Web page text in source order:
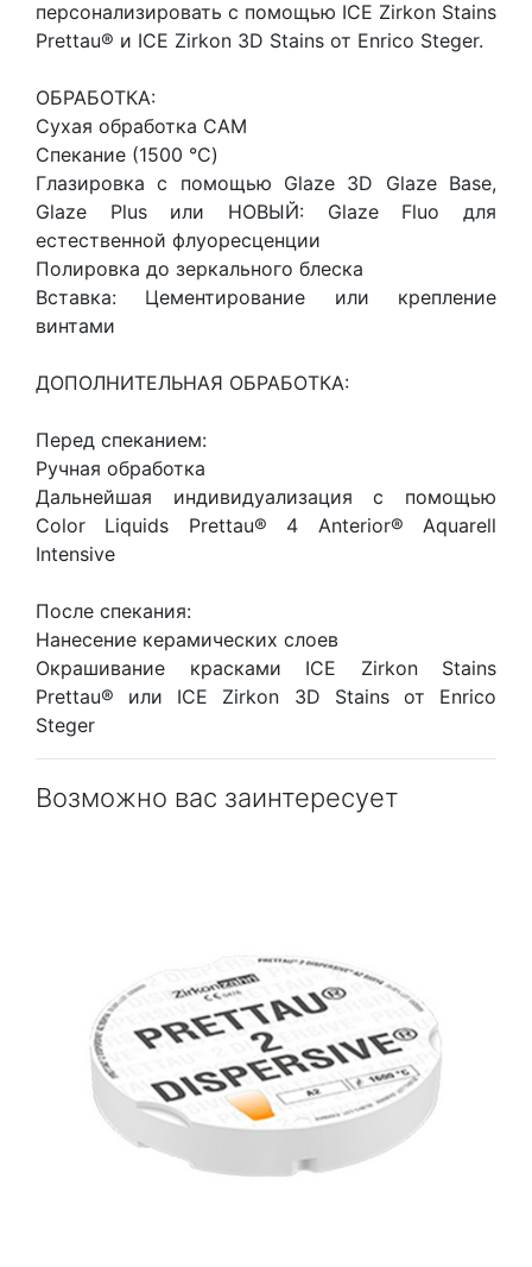
персонализировать с помощью ICE Zirkon Stains
Prettau® и ICE Zirkon 3D Stains от Enrico Steger.
ОБРАБОТКА:
Сухая обработка CAM
Спекание (1500 °C)
Глазировка с помощью Glaze 3D Glaze Base,
Glaze Plus или НОВЫЙ: Glaze Fluo для
естественной флуоресценции
Полировка до зеркального блеска
Вставка: Цементирование или крепление
винтами
ДОПОЛНИТЕЛЬНАЯ ОБРАБОТКА:
Перед спеканием:
Ручная обработка
Дальнейшая индивидуализация с помощью
Color Liquids Prettau® 4 Anterior® Aquarell
Intensive
После спекания:
Нанесение керамических слоев
Окрашивание красками ICE Zirkon Stains
Prettau® или ICE Zirkon 3D Stains от Enrico
Steger
Возможно вас заинтересует